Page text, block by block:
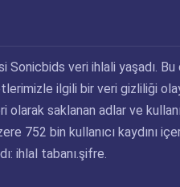
veri ihlali yaşadı. Bu
ilgili bir veri gizliliği
olarak saklanan adlar ve
752 bin kullanıcı kaydını
ihlal tabanı.şifre.